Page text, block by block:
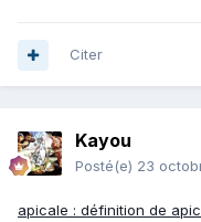
Citer
Kayou
Posté(e) 23
apicale : définition de